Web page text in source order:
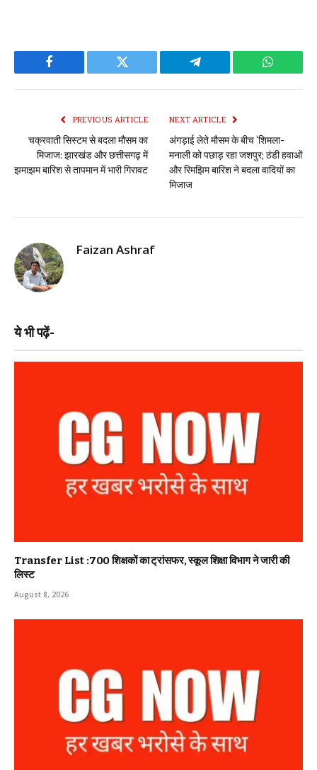
Facebook Twitter Telegram
PREVIOUS ARTICLE
चक्रवाती सिस्टम से बदला मौसम का
मिजाज: झारखंड और छत्तीसगढ़ में
झमाझम बारिश से तापमान में भारी गिरावट
NEXT ARTICLE
अंगड़ाई लेते मौसम के बीच ‘शिमला-
मनाली को पछाड़ रहा जशपुर; ठंडी हवाओं
और रिमझिम बारिश ने बदला वादियों का
मिजाज
Faizan Ashraf
ये भी पढ़ें-
Transfer List :700 शिक्षकों का ट्रांसफर, स्कूल शिक्षा विभाग ने जारी की
लिस्ट
August 8, 2026